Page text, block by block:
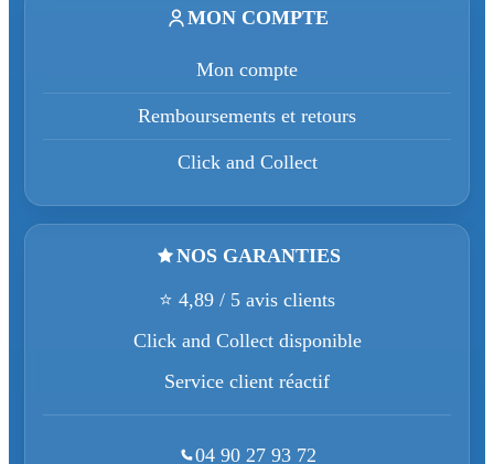
MON COMPTE
Mon compte
Remboursements et retours
Click and Collect
NOS GARANTIES
⭐ 4,89 / 5 avis clients
Click and Collect disponible
Service client réactif
04 90 27 93 72